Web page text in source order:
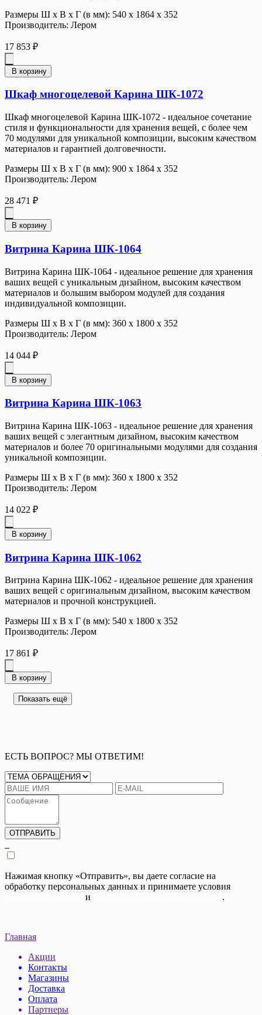
Размеры Ш x В x Г (в мм): 540 х 1864 х 352
Производитель: Лером
17 853 ₽
В корзину
Шкаф многоцелевой Карина ШК-1072
Шкаф многоцелевой Карина ШК-1072 - идеальное сочетание
стиля и функциональности для хранения вещей, с более чем
70 модулями для уникальной композиции, высоким качеством
материалов и гарантией долговечности.
Размеры Ш x В x Г (в мм): 900 х 1864 х 352
Производитель: Лером
28 471 ₽
В корзину
Витрина Карина ШК-1064
Витрина Карина ШК-1064 - идеальное решение для хранения
ваших вещей с уникальным дизайном, высоким качеством
материалов и большим выбором модулей для создания
индивидуальной композиции.
Размеры Ш x В x Г (в мм): 360 х 1800 х 352
Производитель: Лером
14 044 ₽
В корзину
Витрина Карина ШК-1063
Витрина Карина ШК-1063 - идеальное решение для хранения
ваших вещей с элегантным дизайном, высоким качеством
материалов и более 70 оригинальными модулями для создания
уникальной композиции.
Размеры Ш x В x Г (в мм): 360 х 1800 х 352
Производитель: Лером
14 022 ₽
В корзину
Витрина Карина ШК-1062
Витрина Карина ШК-1062 - идеальное решение для хранения
ваших вещей с оригинальным дизайном, высоким качеством
материалов и прочной конструкцией.
Размеры Ш x В x Г (в мм): 540 х 1800 х 352
Производитель: Лером
17 861 ₽
В корзину
Показать ещё
ЕСТЬ ВОПРОС? МЫ ОТВЕТИМ!
Нажимая кнопку «Отправить», вы даете согласие на
обработку персональных данных и принимаете условия
и .
Главная
Акции
Контакты
Магазины
Доставка
Оплата
Партнеры